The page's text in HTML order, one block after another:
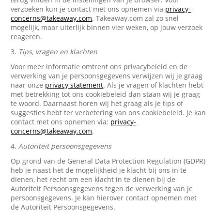
verzoeken kun je contact met ons opnemen via privacy-
concerns@takeaway.com. Takeaway.com zal zo snel
mogelijk, maar uiterlijk binnen vier weken, op jouw verzoek
reageren.
3. Tips, vragen en klachten
Voor meer informatie omtrent ons privacybeleid en de
verwerking van je persoonsgegevens verwijzen wij je graag
naar onze privacy statement. Als je vragen of klachten hebt
met betrekking tot ons cookiebeleid dan staan wij je graag
te woord. Daarnaast horen wij het graag als je tips of
suggesties hebt ter verbetering van ons cookiebeleid. Je kan
contact met ons opnemen via: privacy-
concerns@takeaway.com.
4.Autoriteit persoonsgegevens
Op grond van de General Data Protection Regulation (GDPR)
heb je naast het de mogelijkheid je klacht bij ons in te
dienen, het recht om een klacht in te dienen bij de
Autoriteit Persoonsgegevens tegen de verwerking van je
persoonsgegevens. Je kan hierover contact opnemen met
de Autoriteit Persoonsgegevens.